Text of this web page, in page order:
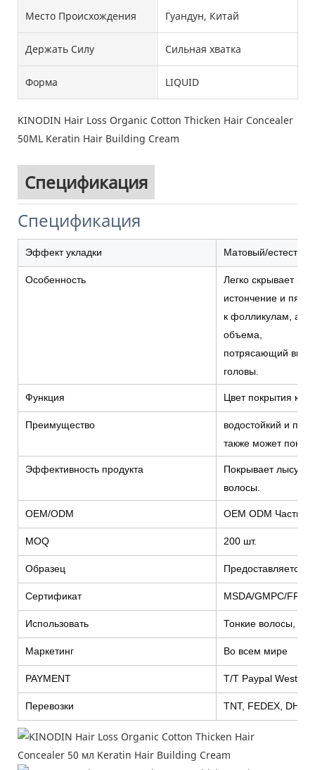
Место Происхождения Гуандун, Китай
Держать Силу Сильная хватка
Форма LIQUID
KINODIN Hair Loss Organic Cotton Thicken Hair Concealer
50ML Keratin Hair Building Cream
Спецификация
Спецификация
Эффект укладки Матовый/
Особенность
Легко скрывает
истончение и
к фолликулам, а
объема,
потрясающий вид,
головы.
Функция Цвет покрытия
Преимущество
водостойкий и
также может
Эффективность продукта
Покрывает лысую
волосы.
OEM/ODM OEM ODM
MOQ 200 шт.
Образец Предоставляется
Сертификат MSDA/GMPC/
Использовать Тонкие волосы,
Маркетинг Во всем мире
PAYMENT T/T Paypal
Перевозки TNT, FEDEX, DHL,